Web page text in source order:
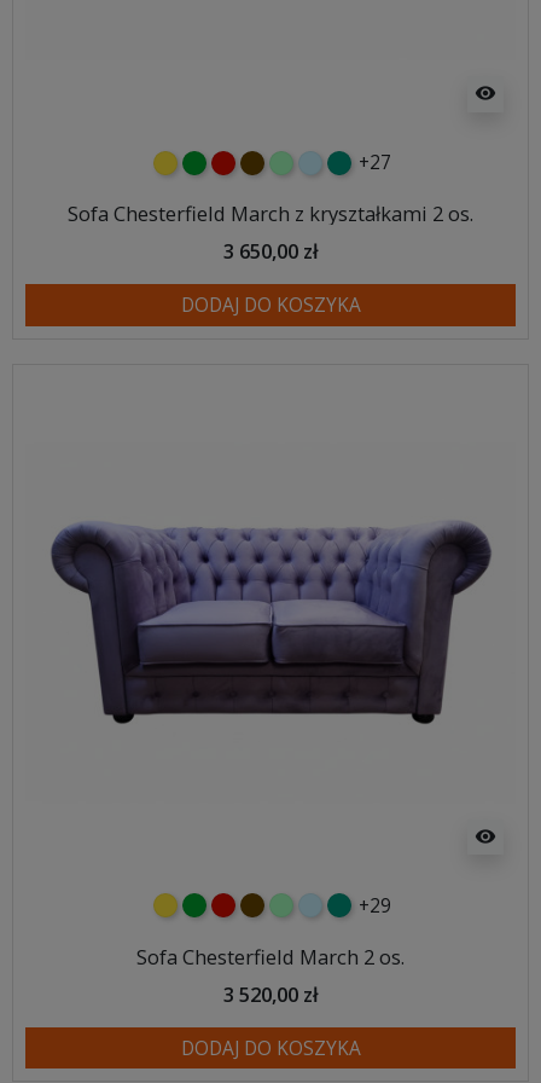
visibility
żółtyzielonyczerwony
czekoladowy
miętowybłękitny
turkusowy
+27
Sofa Chesterfield March z kryształkami 2 os.
3 650,00 zł
DODAJ DO KOSZYKA
visibility
żółtyzielonyczerwony
czekoladowy
miętowybłękitny
turkusowy
+29
Sofa Chesterfield March 2 os.
3 520,00 zł
DODAJ DO KOSZYKA